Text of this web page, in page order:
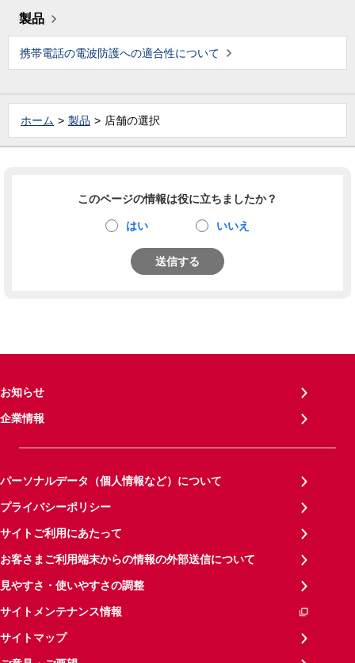
製品
携帯電話の電波防護への適合性について
ホーム 製品 店舗の選択
このページの情報は役に立ちましたか？
はい いいえ
送信する
お知らせ
企業情報
パーソナルデータ（個人情報など）について
プライバシーポリシー
サイトご利用にあたって
お客さまご利用端末からの情報の外部送信について
見やすさ・使いやすさの調整
サイトメンテナンス情報
サイトマップ